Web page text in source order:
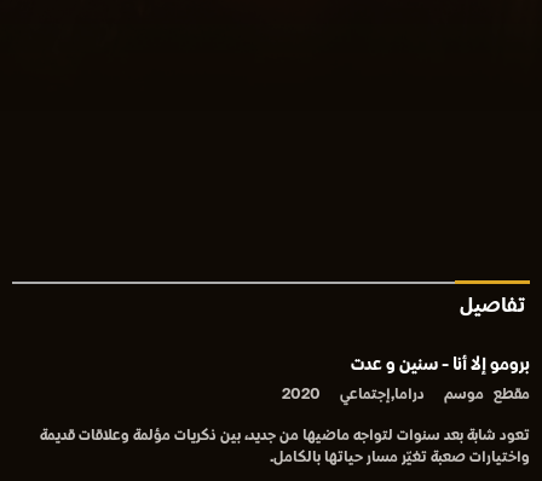
تفاصيل
برومو إلا أنا - سنين و عدت
مقطع موسم دراما,إجتماعي 2020
تعود شابة بعد سنوات لتواجه ماضيها من جديد، بين ذكريات مؤلمة وعلاقات قديمة
واختيارات صعبة تغيّر مسار حياتها بالكامل.